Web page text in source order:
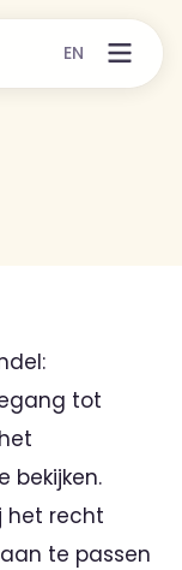
EN
tot
bekijken.
het recht
te passen